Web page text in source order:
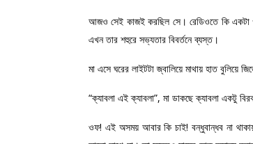
আজও সেই কাজই করছিল সে। রেডিওতে কি একটা
এখন তার শহুরে সভ্যতার বিবর্তনে ব্যস্ত।
মা এসে ঘরের লাইটটা জ্বালিয়ে মাথায় হাত বুলিয়ে
“ক্যাবলা এই ক্যাবলা”, মা ডাকছে ক্যাবলা একটু
ওফ! এই অসময় আবার কি চাই! বন্ধুবান্ধব না